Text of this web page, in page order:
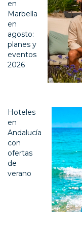
en
Marbella
en
agosto:
planes y
eventos
2026
Hoteles
en
Andalucía
con
ofertas
de
verano